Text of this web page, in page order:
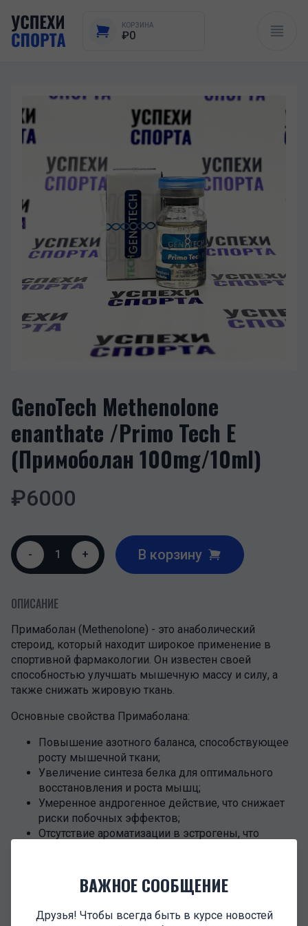
ВАЖНОЕ СООБЩЕНИЕ
Друзья! Чтобы всегда быть в курсе новостей
КОРЗИНА
₽0
GenoTech Methenolone
enanthate /Primo Tech E
(Примоболан 100mg/10ml)
₽6000
- 1 + В корзину
ОПИСАНИЕ
Примаболан (Methenolone) - это анаболический
стероид, который находит широкое применение в
спортивной фармакологии. Он известен своей
способностью улучшать мышечную массу и силу, а
также снижать жировую ткань.
Основные свойства Примаболана:
Повышение азотного баланса, способствующее
росту мышечной ткани;
Увеличение синтеза белка для оптимального
восстановления и роста мышц;
Умеренное андрогенное действие, что снижает
риски побочных эффектов;
Отсутствие ароматизации в эстрогены, что
5-7 дней, что обычно требует более частых инъекций